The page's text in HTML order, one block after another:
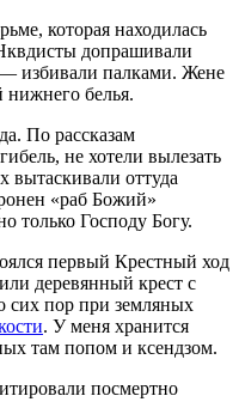
которая находилась
допрашивали
избивали палками. Жене
нижнего белья.
По рассказам
не хотели вылезать
оттуда
«раб Божий»
только Господу Богу.
первый Крестный ход
деревянный крест с
сих пор при земляных
. У меня хранится
там попом и ксендзом.
посмертно